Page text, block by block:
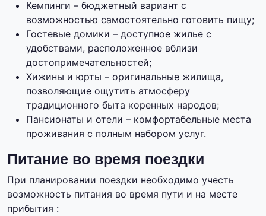
Кемпинги – бюджетный вариант с
возможностью самостоятельно готовить пищу;
Гостевые домики – доступное жилье с
удобствами, расположенное вблизи
достопримечательностей;
Хижины и юрты – оригинальные жилища,
позволяющие ощутить атмосферу
традиционного быта коренных народов;
Пансионаты и отели – комфортабельные места
проживания с полным набором услуг.
Питание во время поездки
При планировании поездки необходимо учесть
возможность питания во время пути и на месте
прибытия :